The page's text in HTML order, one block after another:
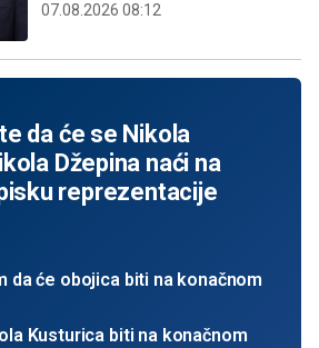
07.08.2026 08:12
da će se Nikola
Džepina naći na
reprezentacije
da će obojica biti na konačnom
Kusturica biti na konačnom